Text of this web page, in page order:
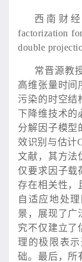
西南财
factorization
double
常晋源教
高维张量时间
污染的时空结
下降维技术的
分解因子模型
效识别与估计
文献，其方法
仅要求因子载
存在相关性，
自适应地处
景，展现了广
究不仅建立了
理的极限表
础。最后，所